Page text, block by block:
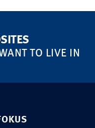
TO LIVE IN